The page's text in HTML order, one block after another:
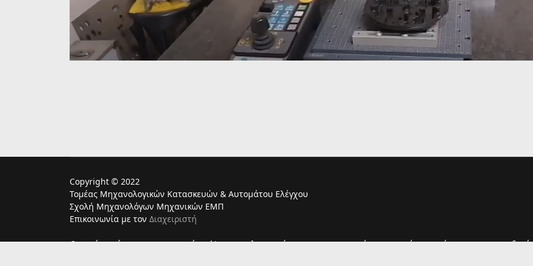
Copyright © 2022
Τομέας Μηχανολογικών Κατασκευών & Αυτομάτου Ελέγχου
Σχολή Μηχανολόγων Μηχανικών ΕΜΠ
Επικοινωνία με τον Διαχειριστή
Ο παρών ιστότοπος χρησιμoποιεί cookies για τη λειτουργία του και η παραμονή σας σε αυτόν συνεπάγεται και την αποδοχή